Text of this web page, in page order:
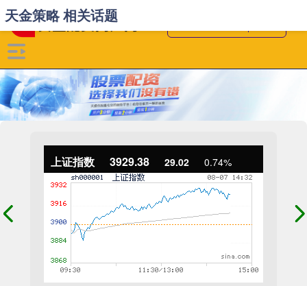
上证指数 3929.38 29.02 0.74%
天金策略 相关话题